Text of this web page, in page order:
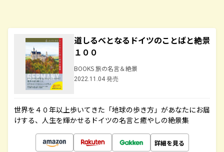
道しるべとなるドイツのことばと絶景
１００
BOOKS 旅の名言＆絶景
2022.11.04 発売
世界を４０年以上歩いてきた「地球の歩き方」があなたにお届
けする、人生を輝かせるドイツの名言と癒やしの絶景集
詳細を見る